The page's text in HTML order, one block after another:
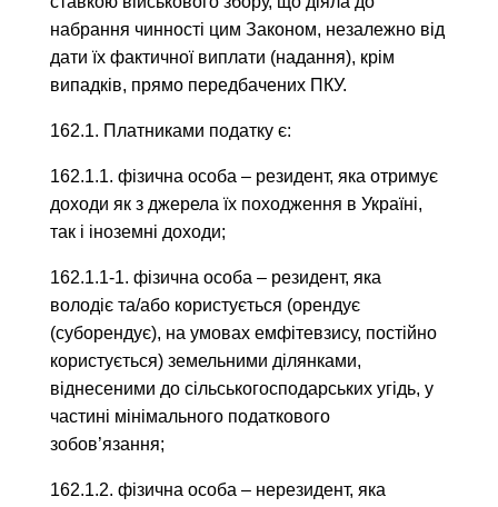
набрання чинності цим Законом, незалежно від
дати їх фактичної виплати (надання), крім
випадків, прямо передбачених ПКУ.
162.1. Платниками податку є:
162.1.1. фізична особа – резидент, яка отримує
доходи як з джерела їх походження в Україні,
так і іноземні доходи;
162.1.1-1. фізична особа – резидент, яка
володіє та/або користується (орендує
(суборендує), на умовах емфітевзису, постійно
користується) земельними ділянками,
віднесеними до сільськогосподарських угідь, у
частині мінімального податкового
зобов’язання;
162.1.2. фізична особа – нерезидент, яка